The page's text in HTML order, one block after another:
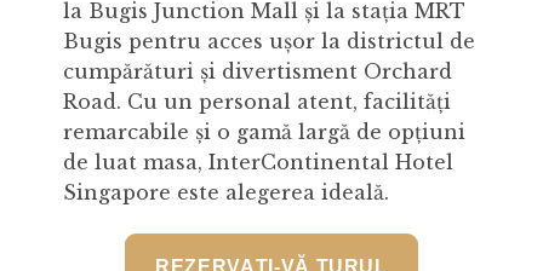
la Bugis Junction Mall și la stația MRT
Bugis pentru acces ușor la districtul de
cumpărături și divertisment Orchard
Road. Cu un personal atent, facilități
remarcabile și o gamă largă de opțiuni
de luat masa, InterContinental Hotel
Singapore este alegerea ideală.
REZERVAȚI-VĂ TURUL